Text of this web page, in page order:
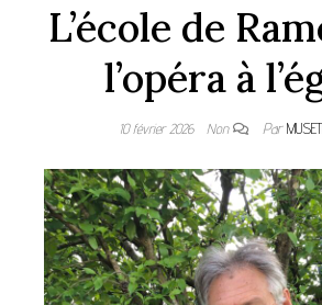
L’école de
l’opéra à
10 février 2026 Non Par